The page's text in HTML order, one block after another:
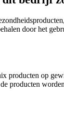
door het
producten op
producten